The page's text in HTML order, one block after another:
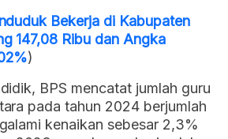
Bekerja di Kabupaten
147,08 Ribu dan Angka
)
BPS mencatat jumlah guru
pada tahun 2024 berjumlah
kenaikan sebesar 2,3%